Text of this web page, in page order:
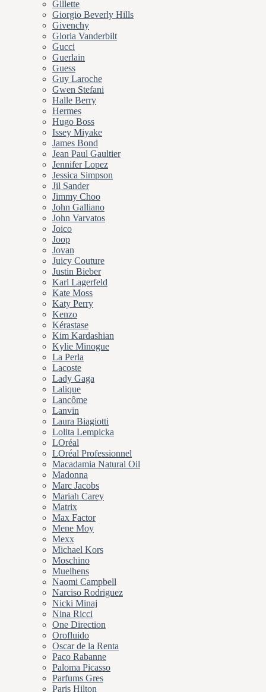
Gillette
Giorgio Beverly Hills
Givenchy
Gloria Vanderbilt
Gucci
Guerlain
Guess
Guy Laroche
Gwen Stefani
Halle Berry
Hermes
Hugo Boss
Issey Miyake
James Bond
Jean Paul Gaultier
Jennifer Lopez
Jessica Simpson
Jil Sander
Jimmy Choo
John Galliano
John Varvatos
Joico
Joop
Jovan
Juicy Couture
Justin Bieber
Karl Lagerfeld
Kate Moss
Katy Perry
Kenzo
Kérastase
Kim Kardashian
Kylie Minogue
La Perla
Lacoste
Lady Gaga
Lalique
Lancôme
Lanvin
Laura Biagiotti
Lolita Lempicka
LOréal
LOréal Professionnel
Macadamia Natural Oil
Madonna
Marc Jacobs
Mariah Carey
Matrix
Max Factor
Mene Moy
Mexx
Michael Kors
Moschino
Muelhens
Naomi Campbell
Narciso Rodriguez
Nicki Minaj
Nina Ricci
One Direction
Orofluido
Oscar de la Renta
Paco Rabanne
Paloma Picasso
Parfums Gres
Paris Hilton